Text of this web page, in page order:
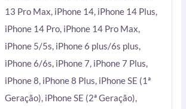
13 Pro Max, iPhone 14, iPhone 14 Plus,
iPhone 14 Pro, iPhone 14 Pro Max,
iPhone 5/5s, iPhone 6 plus/6s plus,
iPhone 6/6s, iPhone 7, iPhone 7 Plus,
iPhone 8, iPhone 8 Plus, iPhone SE (1ª
Geração), iPhone SE (2ª Geração),